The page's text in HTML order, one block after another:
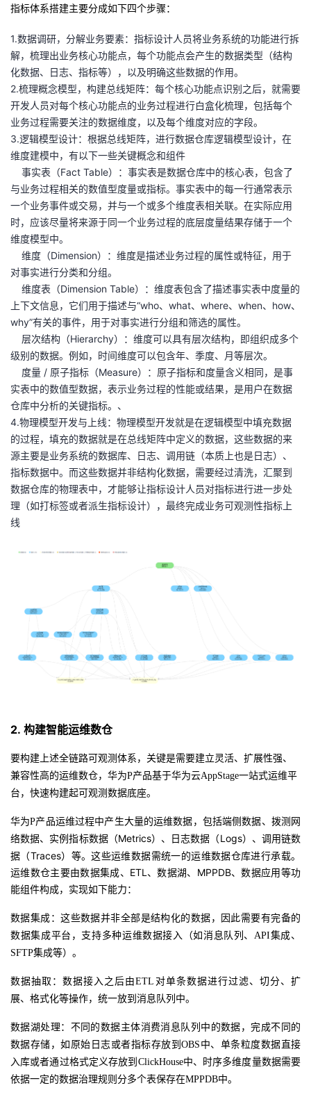
指标体系搭建主要分成如下四个步骤：
1.数据调研，分解业务要素：指标设计人员将业务系统的功能进行拆
解，梳理出业务核心功能点，每个功能点会产生的数据类型（结构
化数据、日志、指标等），以及明确这些数据的作用。
2.梳理概念模型，构建总线矩阵：每个核心功能点识别之后，就需要
开发人员对每个核心功能点的业务过程进行白盒化梳理，包括每个
业务过程需要关注的数据维度，以及每个维度对应的字段。
3.逻辑模型设计：根据总线矩阵，进行数据仓库逻辑模型设计，在
维度建模中，有以下一些关键概念和组件
事实表（Fact Table）：事实表是数据仓库中的核心表，包含了
与业务过程相关的数值型度量或指标。事实表中的每一行通常表示
一个业务事件或交易，并与一个或多个维度表相关联。在实际应用
时，应该尽量将来源于同一个业务过程的底层度量结果存储于一个
维度模型中。
维度（Dimension）：维度是描述业务过程的属性或特征，用于
对事实进行分类和分组。
维度表（Dimension Table）：维度表包含了描述事实表中度量的
上下文信息，它们用于描述与“who、what、where、when、how、
why”有关的事件，用于对事实进行分组和筛选的属性。
层次结构（Hierarchy）：维度可以具有层次结构，即组织成多个
级别的数据。例如，时间维度可以包含年、季度、月等层次。
度量 / 原子指标（Measure）：原子指标和度量含义相同，是事
实表中的数值型数据，表示业务过程的性能或结果，是用户在数据
仓库中分析的关键指标。、
4.物理模型开发与上线：物理模型开发就是在逻辑模型中填充数据
的过程，填充的数据就是在总线矩阵中定义的数据，这些数据的来
源主要是业务系统的数据库、日志、调用链（本质上也是日志）、
指标数据中。而这些数据并非结构化数据，需要经过清洗，汇聚到
数据仓库的物理表中，才能够让指标设计人员对指标进行进一步处
理（如打标签或者派生指标设计），最终完成业务可观测性指标上
线
2. 构建智能运维数仓
要构建上述全链路可观测体系，关键是需要建立灵活、扩展性强、
兼容性高的运维数仓，华为P产品基于华为云AppStage一站式运维平
台，快速构建起可观测数据底座。
华为P产品运维过程中产生大量的运维数据，包括端侧数据、拨测网
络数据、实例指标数据（Metrics）、日志数据（Logs）、调用链数
据（Traces）等。这些运维数据需统一的运维数据仓库进行承载。
运维数仓主要由数据集成、ETL、数据湖、MPPDB、数据应用等功
能组件构成，
实现如下能力 ：
数据集成：这些数据并非全部是结构化的数据，因此需要有完备的
数据集成平台，支持多种运维数据接入（如消息队列、 API集成、
SFTP集成等）。
数据抽取：数据接入之后由ETL对单条数据进行过滤、切分、扩
展、格式化等操作，统一放到消息队列中。
数据湖处理：不同的数据主体消费消息队列中的数据，完成不同的
数据存储，如原始日志或者指标存放到OBS中、单条粒度数据直接
入库或者通过格式定义存放到ClickHouse中、时序多维度量数据需要
依据一定的数据治理规则分多个表保存在MPPDB中。